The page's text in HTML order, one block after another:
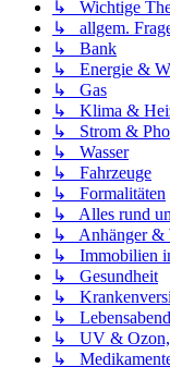
↳ Wichtige
↳ allgem.
↳ Bank
↳ Energie &
↳ Gas
↳ Klima &
↳ Strom &
↳ Wasser
↳ Fahrzeuge
↳ Formalitäten
↳ Alles rund
↳ Anhänger &
↳ Immobilien
↳ Gesundheit
↳
↳
↳ UV & Ozon,
↳